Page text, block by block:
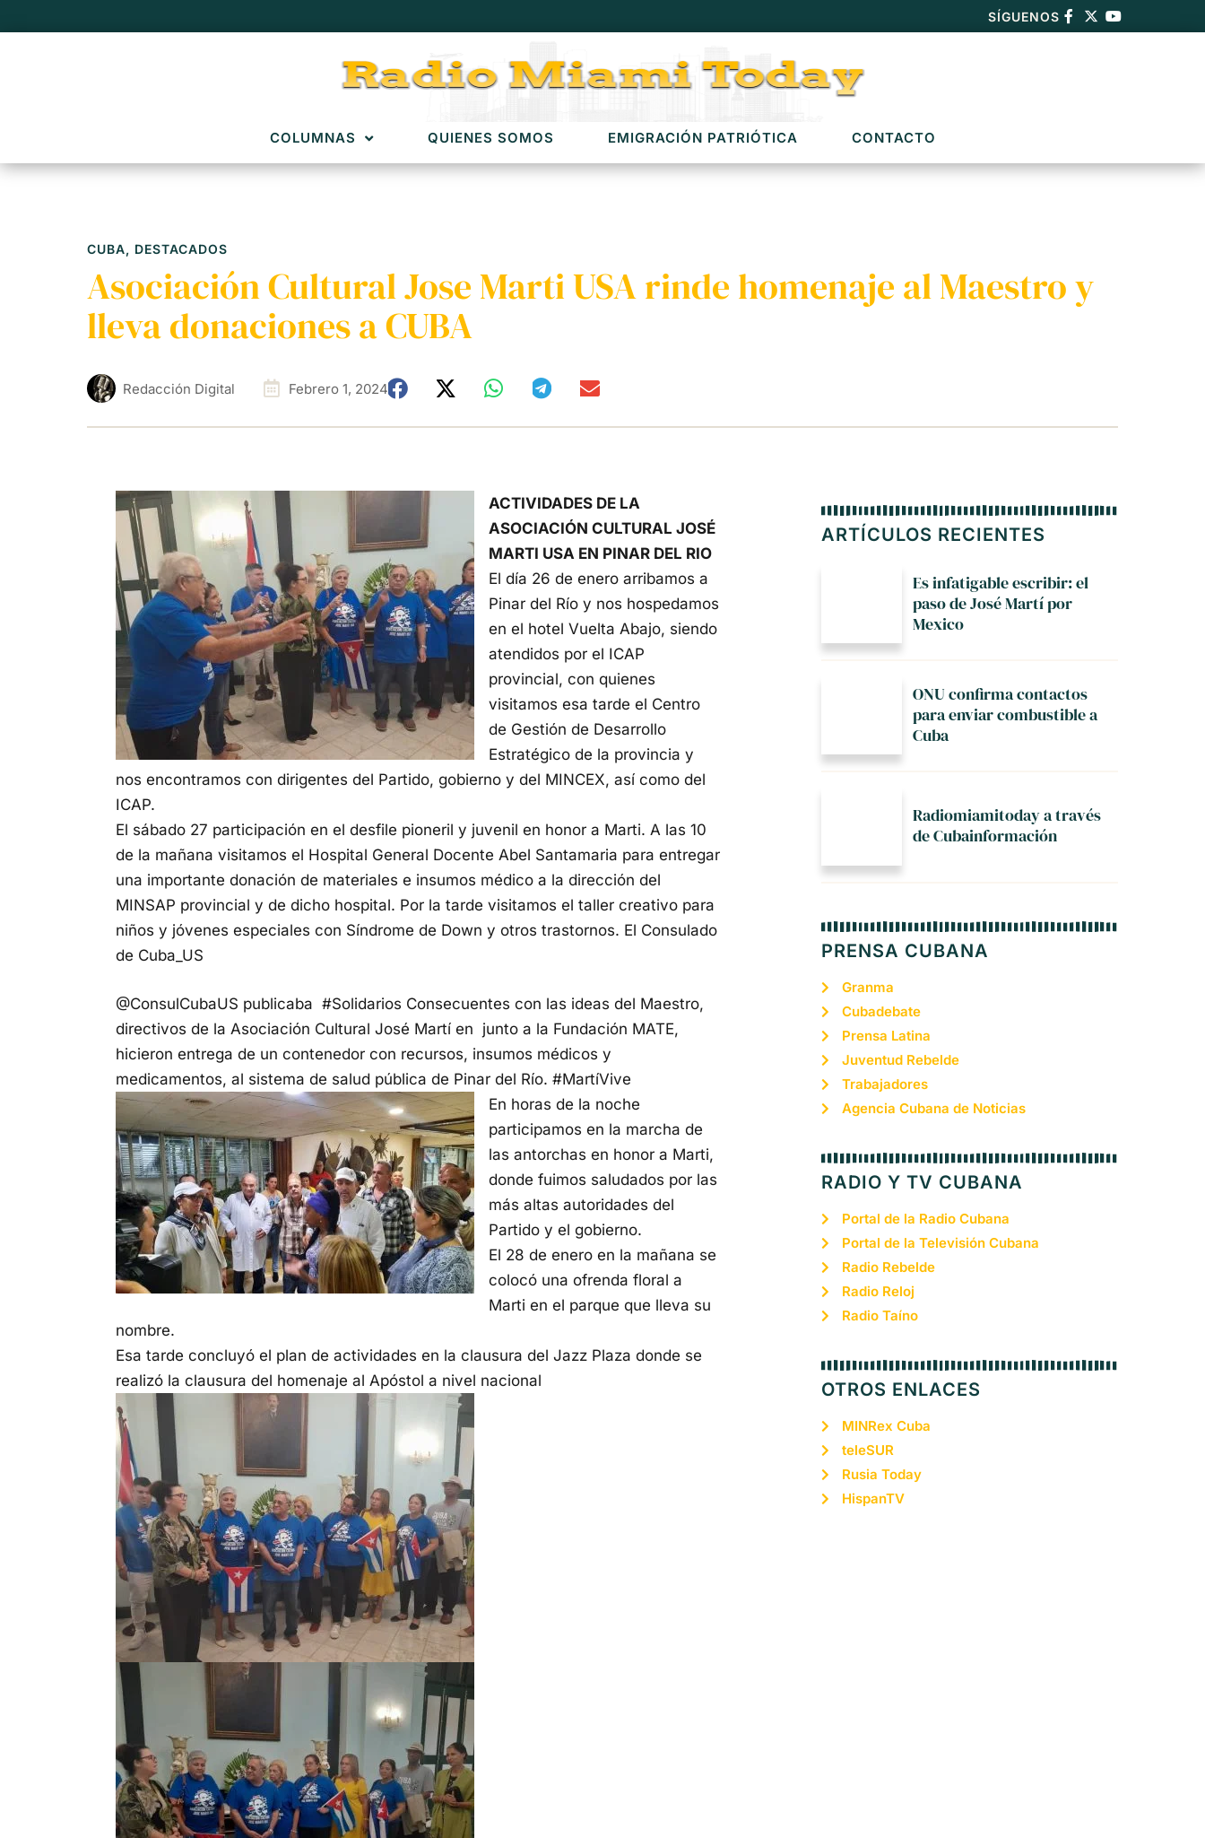
SÍGUENOS
COLUMNAS QUIENES SOMOS EMIGRACIÓN PATRIÓTICA CONTACTO
CUBA, DESTACADOS
Asociación Cultural Jose Marti USA rinde homenaje al Maestro y
lleva donaciones a CUBA
Redacción Digital Febrero 1, 2024
ACTIVIDADES DE LA
ASOCIACIÓN CULTURAL JOSÉ
MARTI USA EN PINAR DEL RIO
El día 26 de enero arribamos a
Pinar del Río y nos hospedamos
en el hotel Vuelta Abajo, siendo
atendidos por el ICAP
provincial, con quienes
visitamos esa tarde el Centro
de Gestión de Desarrollo
Estratégico de la provincia y
nos encontramos con dirigentes del Partido, gobierno y del MINCEX, así como del
ICAP.
El sábado 27 participación en el desfile pioneril y juvenil en honor a Marti. A las 10
de la mañana visitamos el Hospital General Docente Abel Santamaria para entregar
una importante donación de materiales e insumos médico a la dirección del
MINSAP provincial y de dicho hospital. Por la tarde visitamos el taller creativo para
niños y jóvenes especiales con Síndrome de Down y otros trastornos. El Consulado
de Cuba_US
@ConsulCubaUS publicaba #Solidarios Consecuentes con las ideas del Maestro,
directivos de la Asociación Cultural José Martí en junto a la Fundación MATE,
hicieron entrega de un contenedor con recursos, insumos médicos y
medicamentos, al sistema de salud pública de Pinar del Río. #MartíVive
En horas de la noche
participamos en la marcha de
las antorchas en honor a Marti,
donde fuimos saludados por las
más altas autoridades del
Partido y el gobierno.
El 28 de enero en la mañana se
colocó una ofrenda floral a
Marti en el parque que lleva su
nombre.
Esa tarde concluyó el plan de actividades en la clausura del Jazz Plaza donde se
realizó la clausura del homenaje al Apóstol a nivel nacional
ARTÍCULOS RECIENTES
Es infatigable escribir: el
paso de José Martí por
Mexico
ONU confirma contactos
para enviar combustible a
Cuba
Radiomiamitoday a través
de Cubainformación
PRENSA CUBANA
Granma
Cubadebate
Prensa Latina
Juventud Rebelde
Trabajadores
Agencia Cubana de Noticias
RADIO Y TV CUBANA
Portal de la Radio Cubana
Portal de la Televisión Cubana
Radio Rebelde
Radio Reloj
Radio Taíno
OTROS ENLACES
MINRex Cuba
teleSUR
Rusia Today
HispanTV